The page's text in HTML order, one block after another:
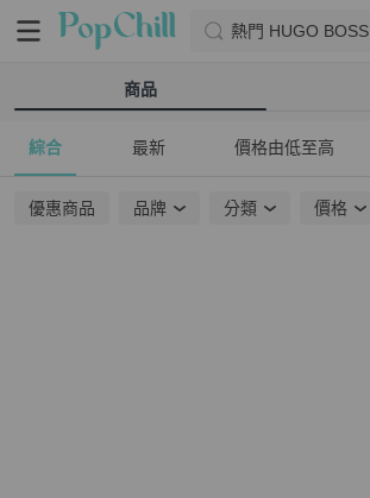
熱門 HUGO BOSS
商品
綜合 最新 價格由低至高
優惠商品 品牌 分類 價格